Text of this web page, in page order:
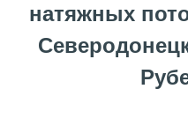
натяжных